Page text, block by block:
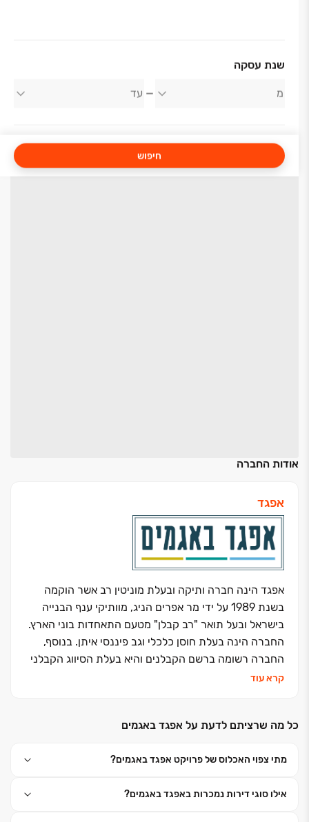
שנת עסקה
חיפוש
אודות החברה
אפגד
אפגד הינה חברה ותיקה ובעלת מוניטין רב אשר הוקמה
בשנת 1989 על ידי מר אפרים הניג, מוותיקי ענף הבנייה
בישראל ובעל תואר "רב קבלן" מטעם התאחדות בוני הארץ.
החברה הינה בעלת חוסן כלכלי וגב פיננסי איתן. בנוסף,
החברה רשומה ברשם הקבלנים והיא בעלת הסיווג הקבלני
הגבוה ביותר – סיווג "בלתי מוגבל".
מהמפגש הראשון ועד לאחר קבלת המפתח. העובדה כי
להתאים את הדירה לדרישות הלקוח ולספק לו הגנה
אפגד עושה שימוש בשיטות בנייה מתקדמות ובחומרים
קרא עוד
כל מה שרציתם לדעת על אפגד באגמים
מתי צפוי האכלוס של פרויקט אפגד באגמים?
אילו סוגי דירות נמכרות באפגד באגמים?